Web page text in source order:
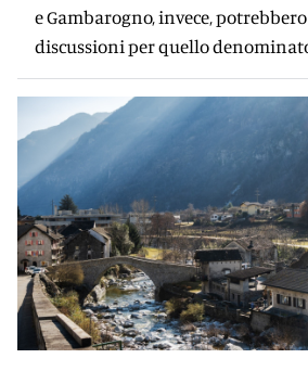
e Gambarogno, invece,
discussioni per quello